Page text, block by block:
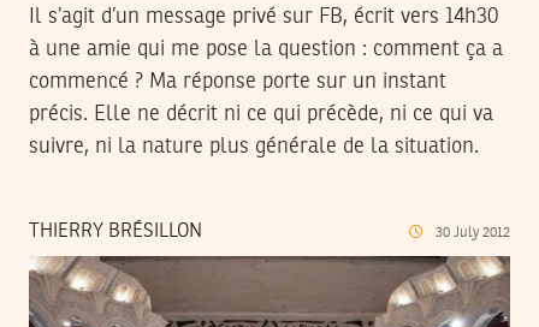
Il s’agit d’un message privé sur FB, écrit vers 14h30
à une amie qui me pose la question : comment ça a
commencé ? Ma réponse porte sur un instant
précis. Elle ne décrit ni ce qui précède, ni ce qui va
suivre, ni la nature plus générale de la situation.
THIERRY BRÉSILLON 30 July 2012